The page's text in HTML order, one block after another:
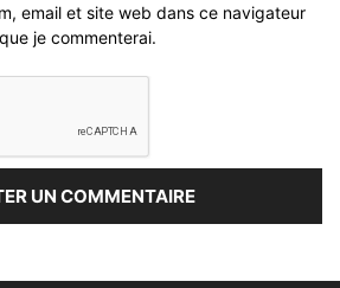
email et site web dans ce navigateur
je commenterai.